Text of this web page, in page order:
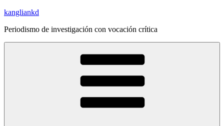
Saltar
contenido
kangliankd
Periodismo de investigación con vocación crítica